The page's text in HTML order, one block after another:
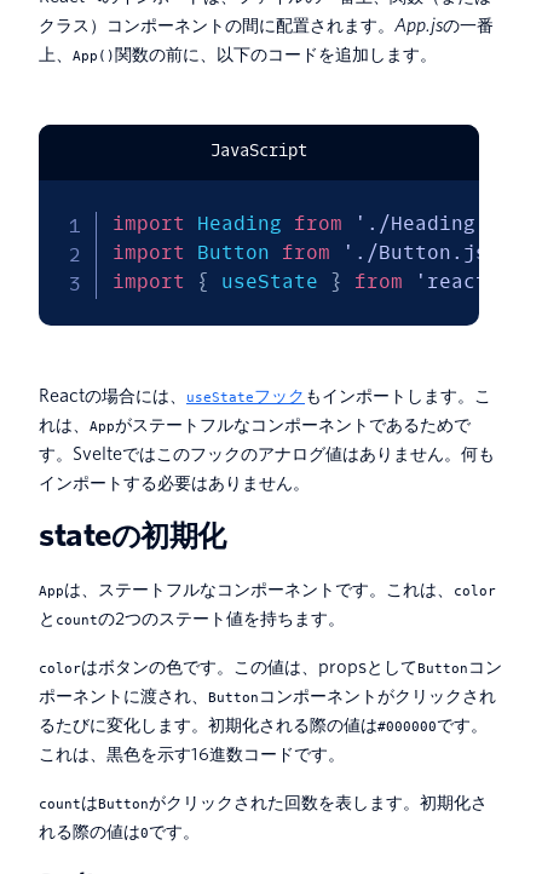
クラス）コンポーネントの間に配置されます。 App.jsの一番
上、 App() 関数の前に、以下のコードを追加します。
JavaScript
import Heading from './Heading.js'
import Button from './Button.js'
import
{ useState } from 'react'
Reactの場合には、 useStateフック もインポートします。こ
れは、 Appがステートフルなコンポーネントであるためで
す。Svelteではこのフックのアナログ値はありません。何も
インポートする必要はありません。
stateの初期化
Appは、ステートフルなコンポーネントです。これは、 color
と countの2つのステート値を持ちます。
colorはボタンの色です。この値は、propsとしてButton コン
ポーネントに渡され、 Button コンポーネントがクリックされ
るたびに変化します。初期化される際の値は#000000です。
これは、黒色を示す16進数コードです。
countはButtonがクリックされた回数を表します。初期化さ
れる際の値は0です。